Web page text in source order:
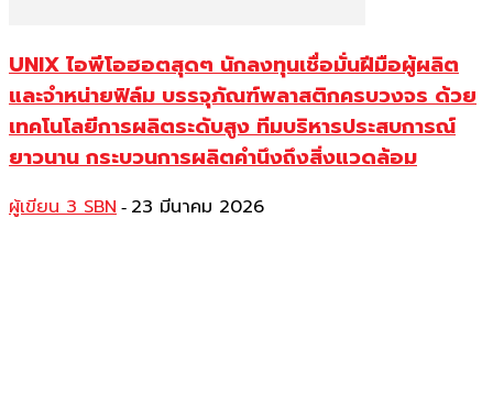
UNIX ไอพีโอฮอตสุดๆ นักลงทุนเชื่อมั่นฝีมือผู้ผลิต
และจำหน่ายฟิล์ม บรรจุภัณฑ์พลาสติกครบวงจร ด้วย
เทคโนโลยีการผลิตระดับสูง ทีมบริหารประสบการณ์
ยาวนาน กระบวนการผลิตคำนึงถึงสิ่งแวดล้อม
ผู้เขียน 3 SBN - 23 มีนาคม 2026